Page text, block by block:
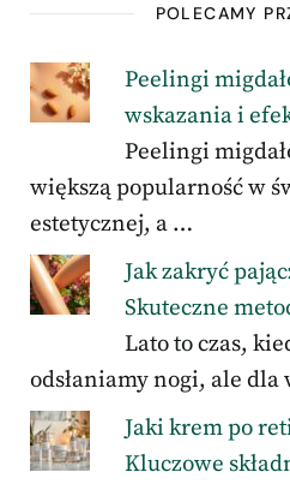
POLECAMY
Peelingi
wskazania i
Peelingi
większą popularność w
estetycznej, a …
Jak zakryć
Skuteczne
Lato to czas,
odsłaniamy nogi, ale
Jaki krem po
Kluczowe